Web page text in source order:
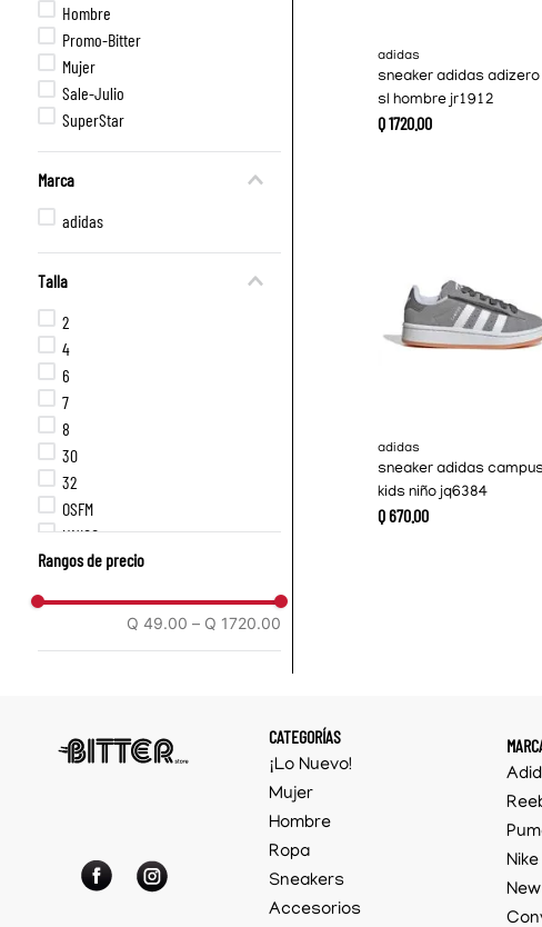
Hombre
Promo-Bitter
Mujer
Sale-Julio
SuperStar
Marca
adidas
Talla
2
4
6
7
8
30
32
OSFM
UNICO
1US
6US
8.5US
Rangos de precio
Q 49.00 – Q 1720.00
adidas
sneaker adidas
sl hombre jr1912
Q172000
adidas
sneaker adidas campus
kids niño jq6384
Q67000
CATEGORÍAS
¡Lo Nuevo!
Mujer
Hombre
Ropa
Sneakers
Accesorios
Nike